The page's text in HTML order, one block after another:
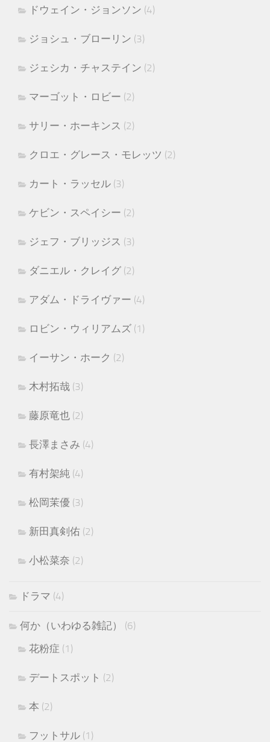
ドウェイン・ジョンソン (4)
ジョシュ・ブローリン (3)
ジェシカ・チャステイン (2)
マーゴット・ロビー (2)
サリー・ホーキンス (2)
クロエ・グレース・モレッツ (2)
カート・ラッセル (3)
ケビン・スペイシー (2)
ジェフ・ブリッジス (3)
ダニエル・クレイグ (2)
アダム・ドライヴァー (4)
ロビン・ウィリアムズ (1)
イーサン・ホーク (2)
木村拓哉 (3)
藤原竜也 (2)
長澤まさみ (4)
有村架純 (4)
松岡茉優 (3)
新田真剣佑 (2)
小松菜奈 (2)
ドラマ (4)
何か（いわゆる雑記）
(6)
花粉症 (1)
デートスポット (2)
本 (2)
フットサル (1)